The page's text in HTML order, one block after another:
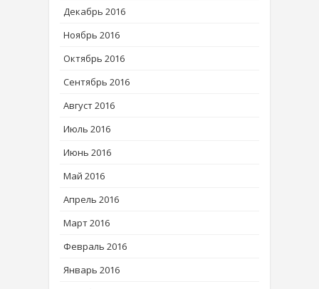
Декабрь 2016
Ноябрь 2016
Октябрь 2016
Сентябрь 2016
Август 2016
Июль 2016
Июнь 2016
Май 2016
Апрель 2016
Март 2016
Февраль 2016
Январь 2016